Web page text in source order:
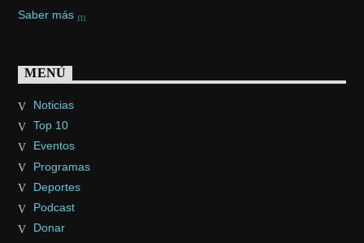
Saber más
MENÚ
Noticias
Top 10
Eventos
Programas
Deportes
Podcast
Donar